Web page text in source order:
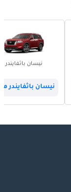
نيسان باثفايندر
نيسان باثفايندر